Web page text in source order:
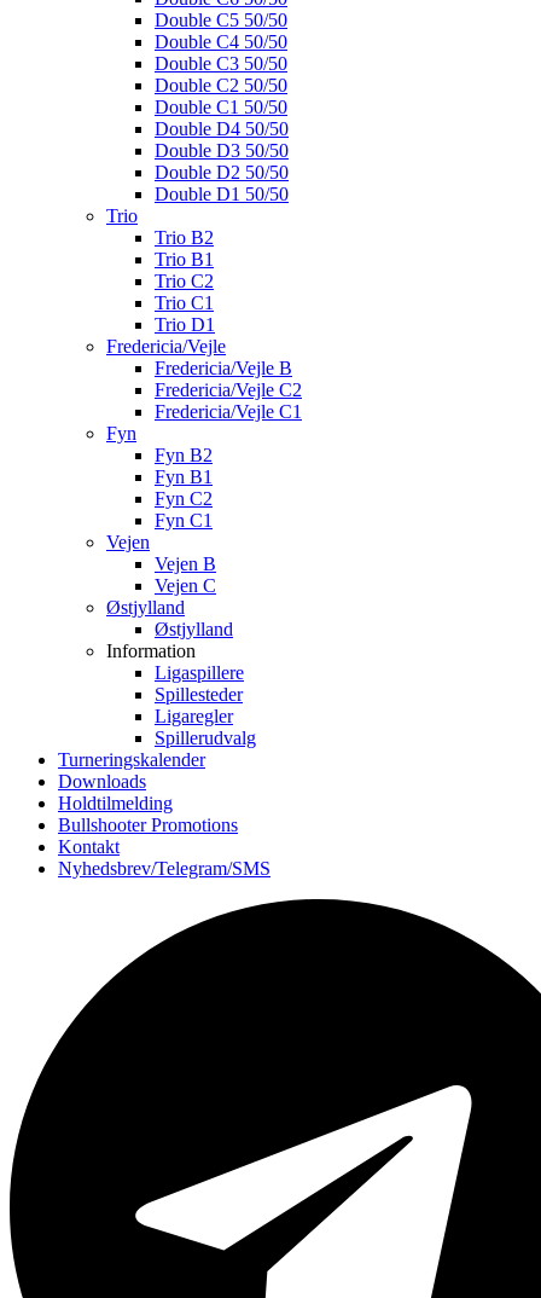
Double C5 50/50
Double C4 50/50
Double C3 50/50
Double C2 50/50
Double C1 50/50
Double D4 50/50
Double D3 50/50
Double D2 50/50
Double D1 50/50
Trio
Trio B2
Trio B1
Trio C2
Trio C1
Trio D1
Fredericia/Vejle
Fredericia/Vejle B
Fredericia/Vejle C2
Fredericia/Vejle C1
Fyn
Fyn B2
Fyn B1
Fyn C2
Fyn C1
Vejen
Vejen B
Vejen C
Østjylland
Østjylland
Information
Ligaspillere
Spillesteder
Ligaregler
Spillerudvalg
Turneringskalender
Downloads
Holdtilmelding
Bullshooter Promotions
Kontakt
Nyhedsbrev/Telegram/SMS